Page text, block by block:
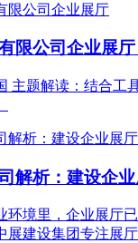
限公司企业展厅
主题解读：结合工
解析：建设企
环境里，企业展厅
展建设集团专注展